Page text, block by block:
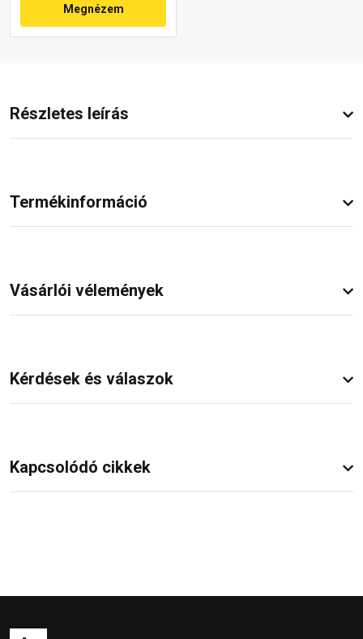
Megnézem
Részletes leírás
Termékinformáció
Vásárlói vélemények
Kérdések és válaszok
Kapcsolódó cikkek